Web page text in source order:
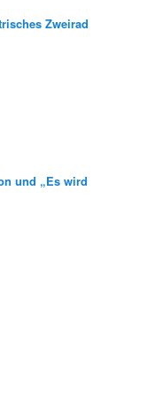
Zweirad
und „Es wird